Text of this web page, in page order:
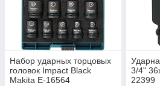
Набор ударных торцовых
головок Impact Black
Makita E-16564
3/4"
22399